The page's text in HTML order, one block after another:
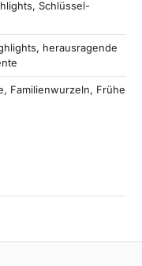
Schlüssel-
herausragende
Familienwurzeln, Frühe